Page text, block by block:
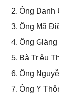
2. Ông Danh
3. Ông Mã
4. Ông
5. Bà Triệu
6. Ông
7. Ông Y